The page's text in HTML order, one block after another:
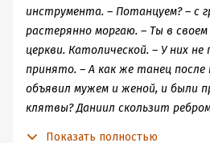
инструмента. – Потанцуем? – с
растерянно моргаю. – Ты в своем
церкви. Католической. – У них не
принято. – А как же танец после
объявил мужем и женой, и были
клятвы? Даниил скользит
Показать полностью